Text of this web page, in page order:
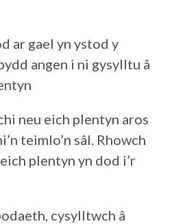
ar gael yn ystod y
angen i ni gysylltu â
neu eich plentyn aros
teimlo’n sâl. Rhowch
plentyn yn dod i’r
cysylltwch â